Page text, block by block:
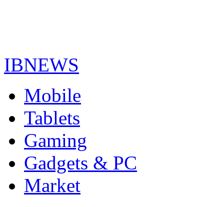
IBNEWS
Mobile
Tablets
Gaming
Gadgets & PC
Market